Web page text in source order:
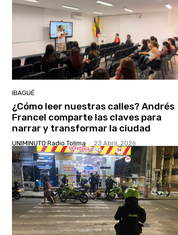
IBAGUÉ
¿Cómo leer nuestras calles? Andrés
Francel comparte las claves para
narrar y transformar la ciudad
UNIMINUTO Radio Tolima - 23 Abril, 2026